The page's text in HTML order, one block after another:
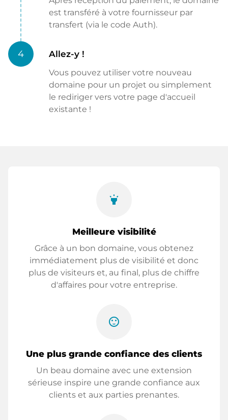
est transféré à votre fournisseur par
transfert (via le code Auth).
4 Allez-y !
Vous pouvez utiliser votre nouveau
domaine pour un projet ou simplement
le rediriger vers votre page d'accueil
existante !
highlight
Meilleure visibilité
Grâce à un bon domaine, vous obtenez
immédiatement plus de visibilité et donc
plus de visiteurs et, au final, plus de chiffre
d'affaires pour votre entreprise.
sentiment_satisfied
Une plus grande confiance des clients
Un beau domaine avec une extension
sérieuse inspire une grande confiance aux
clients et aux parties prenantes.